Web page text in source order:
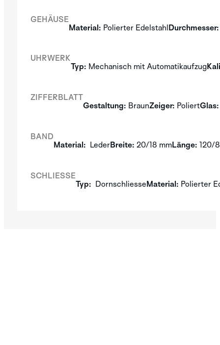
KOLLEKTION
GEHÄUSE
Material: Polierter EdelstahlDurchmesser:
UHRWERK
Typ: Mechanisch mit Automatikaufzug
ZIFFERBLATT
Gestaltung: BraunZeiger: PoliertGlas:
BAND
Material: LederBreite: 20/18 mmLänge: 120/
SCHLIESSE
Typ: DornschliesseMaterial: Polierter